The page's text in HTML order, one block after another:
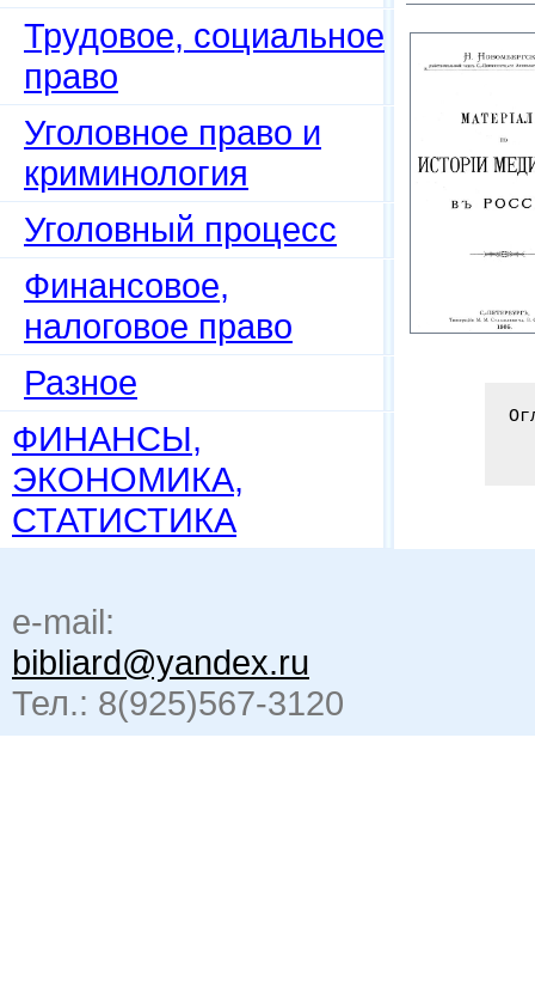
Трудовое, социальное
право
Уголовное право и
криминология
Уголовный процесс
Финансовое,
налоговое право
Разное
ФИНАНСЫ,
ЭКОНОМИКА,
СТАТИСТИКА
e-mail:
bibliard@yandex.ru
Тел.: 8(925)567-3120